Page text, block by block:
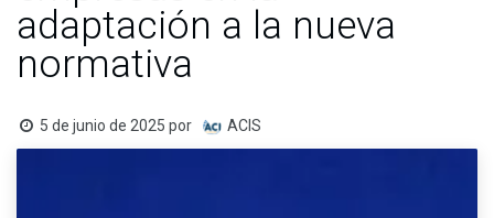
adaptación a la nueva
normativa
5 de junio de 2025 por ACIS